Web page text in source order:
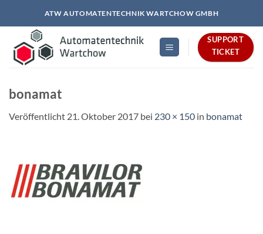
springen
ATW AUTOMATENTECHNIK WARTCHOW GMBH
SUPPORT
TICKET
bonamat
Veröffentlicht 21. Oktober 2017 bei 230 × 150 in bonamat